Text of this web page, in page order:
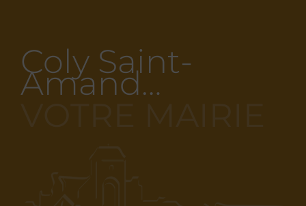
Coly Saint-
Amand…